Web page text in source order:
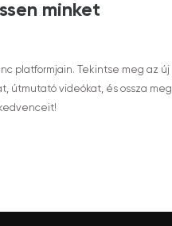
minket
platformjain. Tekintse meg az új
útmutató videókat, és ossza meg
kedvenceit!